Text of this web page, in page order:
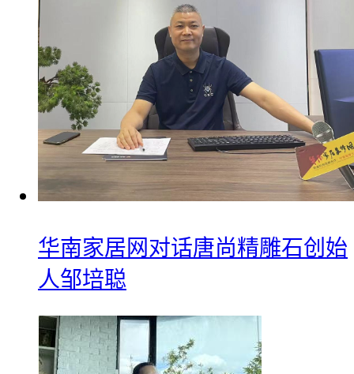
华南家居网对话唐尚精雕石创始
人邹培聪